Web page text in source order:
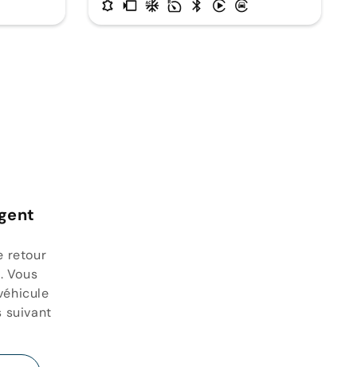
retour
Vous
suivant